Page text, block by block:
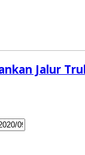
Jalur